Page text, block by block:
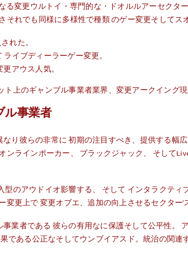
変更ウルトイ・専門的な・ドオルルアーセク
れでも同様に多様性で種類 のゲー変更そしてス
れた。
イブディーラーゲー変更。
アウス人気。
上のギャンブル事業者業界、変更アークイング
事業者
り彼らの非常に 初期の注目すべき、提供する
ラインポーカー、 ブラックジャック、 そして
のアウドイオ影響する、 そして インタラクテ
更上で 変更オブエ、追加の向上させるセクター’
業者である 彼らの有用なに保護そして公平性。
である公正なそしてウンブイアスド。統治の関